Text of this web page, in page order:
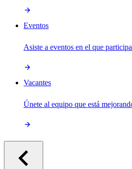
Eventos
Asiste a eventos en el que
Vacantes
Únete al equipo que está